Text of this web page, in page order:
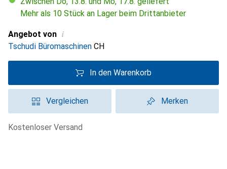
Mehr als 10 Stück an Lager beim Drittanbieter
Angebot von i
Tschudi Büromaschinen CH
In den Warenkorb
Vergleichen Merken
kostenloser Versand